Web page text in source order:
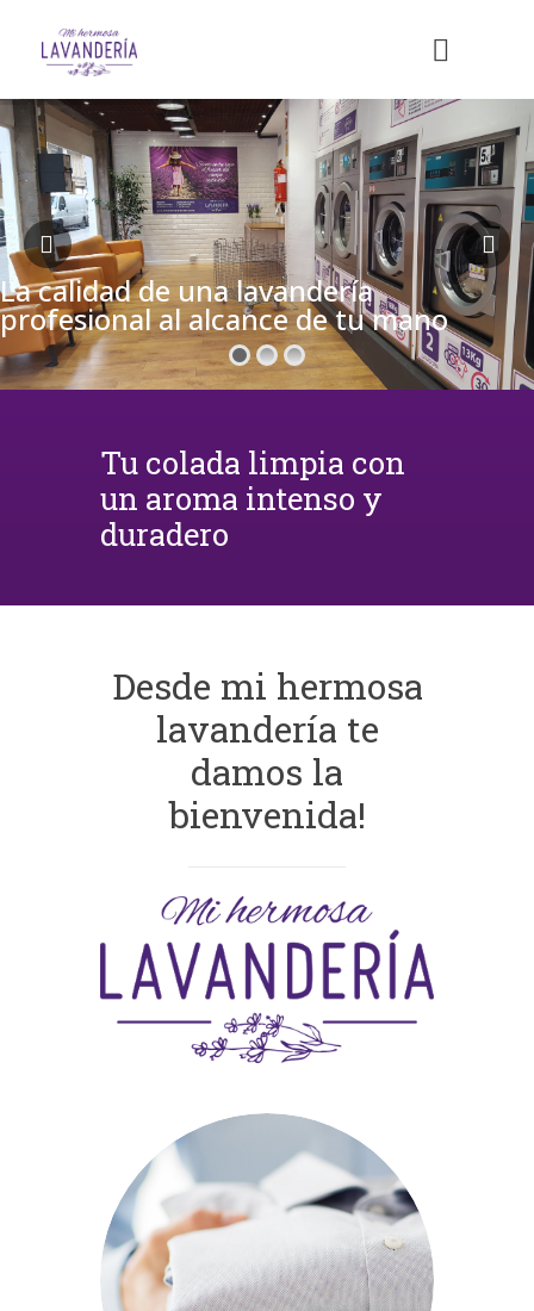
La calidad de una lavandería
profesional al alcance de tu mano
Tu colada limpia con
un aroma intenso y
duradero
Desde mi hermosa
lavandería te
damos la
bienvenida!